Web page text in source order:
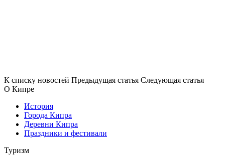
К списку новостей Предыдущая статья Следующая статья
О Кипре
История
Города Кипра
Деревни Кипра
Праздники и фестивали
Туризм